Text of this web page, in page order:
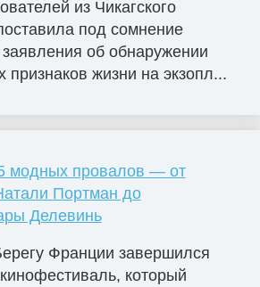
из Чикагского
под сомнение
об обнаружении
признаков жизни на экзопл...
модных провалов — от
Портман до
Делевинь
Франции завершился
который